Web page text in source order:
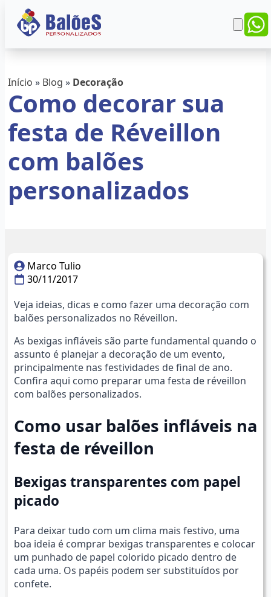
Início » Blog » Decoração
Como decorar sua
festa de Réveillon
com balões
personalizados
Marco Tulio
30/11/2017
Veja ideias, dicas e como fazer uma decoração com
balões personalizados no Réveillon.
As bexigas infláveis são parte fundamental quando o
assunto é planejar a decoração de um evento,
principalmente nas festividades de final de ano.
Confira aqui como preparar uma festa de réveillon
com balões personalizados.
Como usar balões infláveis na
festa de réveillon
Bexigas transparentes com papel
picado
Para deixar tudo com um clima mais festivo, uma
boa ideia é comprar bexigas transparentes e colocar
um punhado de papel colorido picado dentro de
cada uma. Os papéis podem ser substituídos por
confete.